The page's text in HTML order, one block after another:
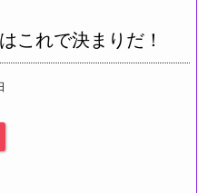
これで決まりだ！